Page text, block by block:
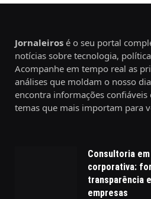
Jornaleiros é o seu portal
notícias sobre tecnologia,
Acompanhe em tempo real as
análises que moldam o nosso
encontra informações confiáveis
temas que mais importam para
Consultoria
corporativa:
transparência
empresas